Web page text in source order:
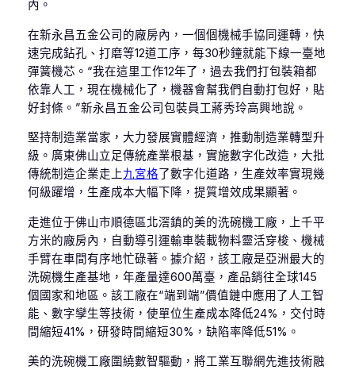
內。
在新永昌五金公司的廠房內，一個個機械手協同運轉，快
速完成鉆孔、打磨等12道工序，每30秒鐘就能下線一臺地
彈簧機芯。“我在這里工作12年了，過去我們打包裝箱都
依靠人工，現在機械化了，機器會幫我們自動打包好，貼
好封條。”新永昌五金公司包裝員工蔣秀玲高興地說。
堅持制造業當家，大力發展實體經濟，推動制造業轉型升
級。廣東佛山立足傳統產業根基，實施數字化改造，大批
傳統制造企業走上九宮格了數字化道路，生產效率實現幾
何級躍增，生產成本大幅下降，提質增效成果顯著。
走進位于佛山市順德區北滘鎮的美的洗碗機工廠，上千平
方米的廠房內，自動導引運輸車裝載物料靈活穿梭、機械
手臂在車間有序地忙碌著。據介紹，該工廠是亞洲最大的
洗碗機生產基地，年產量達600萬臺，產品銷往全球145
個國家和地區。該工廠在“端到端”價值鏈中應用了人工智
能、數字孿生等技術，使單位生產成本降低24%，交付時
間縮短41%，研發時間縮短30%，缺陷率降低51%。
美的洗碗機工廠圍繞數智驅動，將工業互聯網先進技術融